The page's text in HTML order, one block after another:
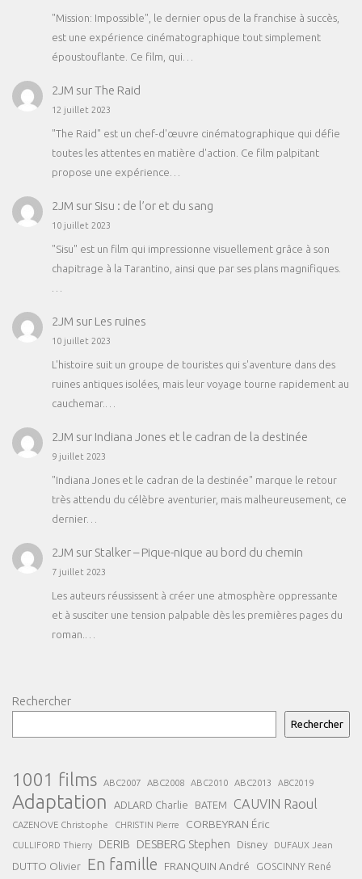
"Mission: Impossible", le dernier opus de la franchise à succès,
est une expérience cinématographique tout simplement
époustouflante. Ce film, qui…
2JM surThe Raid
12 juillet 2023
"The Raid" est un chef-d'œuvre cinématographique qui défie
toutes les attentes en matière d'action. Ce film palpitant
propose une expérience…
2JM sur Sisu : de l’or et du sang
10 juillet 2023
"Sisu" est un film qui impressionne visuellement grâce à son
chapitrage à la Tarantino, ainsi que par ses plans magnifiques.
2JM sur Les ruines
10 juillet 2023
L'histoire suit un groupe de touristes qui s'aventure dans des
ruines antiques isolées, mais leur voyage tourne rapidement au
cauchemar.…
2JM sur Indiana Jones et le cadran de la destinée
9 juillet 2023
"Indiana Jones et le cadran de la destinée" marque le retour
très attendu du célèbre aventurier, mais malheureusement, ce
dernier…
2JM sur Stalker – Pique-nique au bord du chemin
7 juillet 2023
Les auteurs réussissent à créer une atmosphère oppressante
et à susciter une tension palpable dès les premières pages du
roman.…
Rechercher
Rechercher
1001 films ABC2007 ABC2008 ABC2010 ABC2013 ABC2019
Adaptation ADLARD Charlie BATEM CAUVIN Raoul
CAZENOVE Christophe CHRISTIN Pierre CORBEYRAN Éric
CULLIFORD Thierry DERIB DESBERG Stephen Disney DUFAUX Jean
DUTTO Olivier En famille FRANQUIN André GOSCINNY René